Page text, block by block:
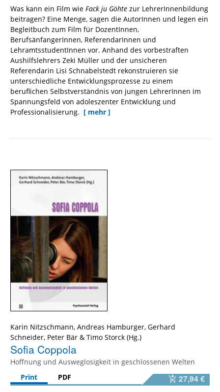
Was kann ein Film wie Fack ju Göhte zur LehrerInnenbildung
beitragen? Eine Menge, sagen die AutorInnen und legen ein
Begleitbuch zum Film für DozentInnen,
BerufsänfangerInnen, ReferendarInnen und
LehramtsstudentInnen vor. Anhand des vorbestraften
Aushilfslehrers Zeki Müller und der unsicheren
Referendarin Lisi Schnabelstedt rekonstruieren sie
unterschiedliche Entwicklungsprozesse zu einem
beruflichen Selbstverständnis von jungen LehrerInnen im
Spannungsfeld von adoleszenter Entwicklung und
Professionalisierung. [ mehr ]
Karin Nitzschmann, Andreas Hamburger, Gerhard
Schneider, Peter Bär & Timo Storck
Sofia Coppola
Hoffnung und Ausweglosigkeit in geschlossenen Welten
Print
PDF 27,94 €